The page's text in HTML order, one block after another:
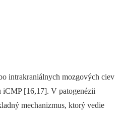
intrakraniálnych mozgových ciev
iCMP [16,17]. V patogenézii
mechanizmus, ktorý vedie